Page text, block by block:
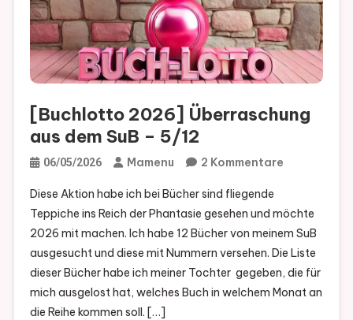
[Buchlotto 2026] Überraschung
aus dem SuB – 5/12
06/05/2026 Mamenu 2 KommentareZu
Aus
Dem
SuB
–
Diese Aktion habe ich bei Bücher sind fliegende
Teppiche ins Reich der Phantasie gesehen und möchte
2026 mit machen. Ich habe 12 Bücher von meinem SuB
ausgesucht und diese mit Nummern versehen. Die Liste
dieser Bücher habe ich meiner Tochter gegeben, die für
mich ausgelost hat, welches Buch in welchem Monat an
die Reihe kommen soll. […]